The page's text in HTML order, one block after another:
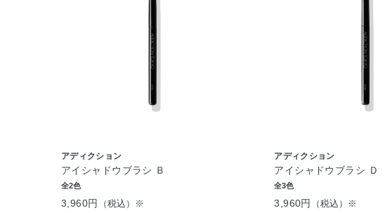
アディクション
アイシャドウブラシ Ｂ
全2色
3,960円 （税込）※
アディクション
アイシャドウブラシ Ｄ
全3色
3,960円 （税込）※